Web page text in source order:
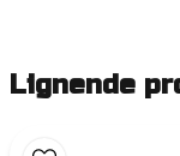
Lignende